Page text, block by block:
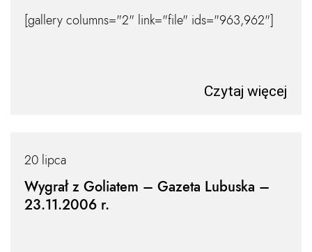
[gallery columns="2" link="file" ids="963,962"]
Czytaj więcej
20 lipca
Wygrał z Goliatem – Gazeta Lubuska –
23.11.2006 r.